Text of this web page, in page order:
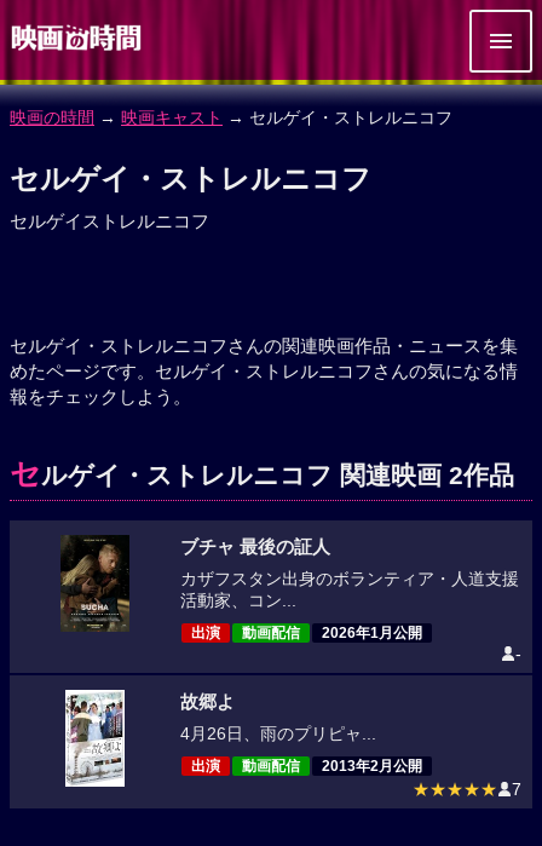
映画の時間 → 映画キャスト → セルゲイ・ストレルニコフ
セルゲイ・ストレルニコフ
セルゲイストレルニコフ
セルゲイ・ストレルニコフさんの関連映画作品・ニュースを集
めたページです。セルゲイ・ストレルニコフさんの気になる情
報をチェックしよう。
セルゲイ・ストレルニコフ 関連映画 2作品
ブチャ 最後の証人
カザフスタン出身のボランティア・人道支援
活動家、コン...
出演 動画配信 2026年1月公開
-
故郷よ
4月26日、雨のプリピャ...
出演 動画配信 2013年2月公開
★★★★★ 7